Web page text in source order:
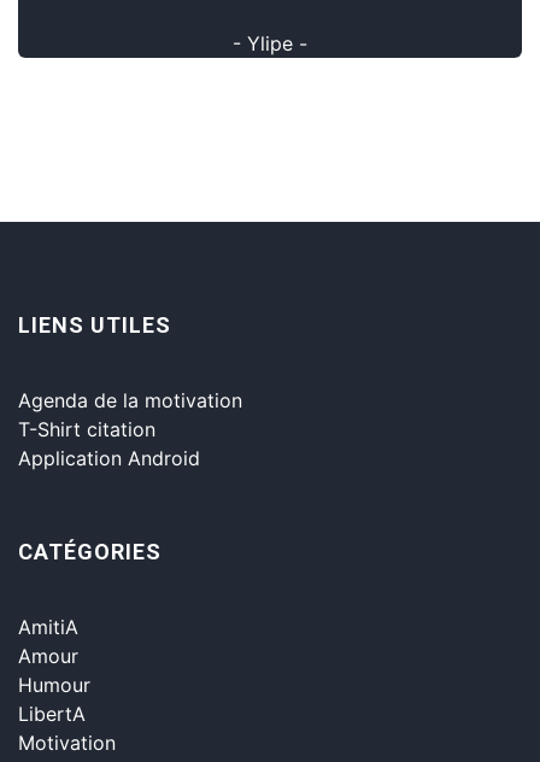
- Ylipe -
LIENS UTILES
Agenda de la motivation
T-Shirt citation
Application Android
CATÉGORIES
AmitiA
Amour
Humour
LibertA
Motivation